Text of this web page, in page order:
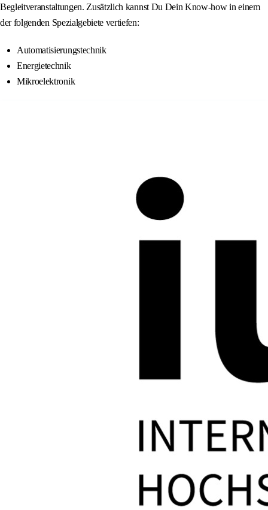
Begleitveranstaltungen. Zusätzlich kannst Du Dein Know-how in einem
der folgenden Spezialgebiete vertiefen:
Automatisierungstechnik
Energietechnik
Mikroelektronik